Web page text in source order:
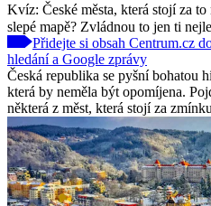
Kvíz: České města, která stojí za
slepé mapě? Zvládnou to jen ti
Přidejte si obsah Centrum.cz
hledání a Google zprávy
Česká republika se pyšní bohatou
která by neměla být opomíjena.
některá z měst, která stojí za